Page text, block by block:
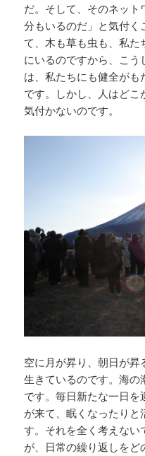
だ。そして、そのネット
分もいるのだ」と気付く
て、木も草も虫も、私た
にいるのですから、こ
は、私たちにも健全が
です。しかし、人はどこ
気付かないのです。
空に月が昇り、朝日が
生きているのです。海
です。毎日新たな一日
が来て、眠くなったり
す。それを全く考えない
が、日常の繰り返しを